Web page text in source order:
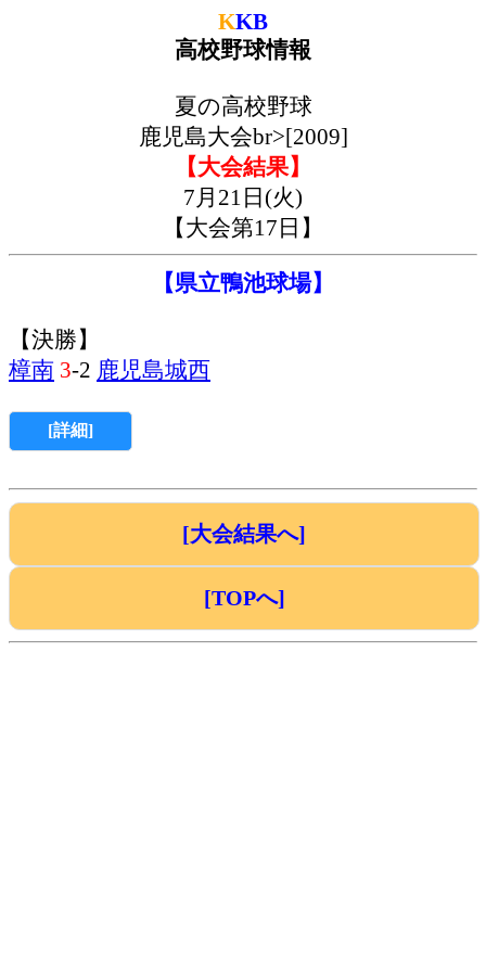
KKB
高校野球情報
夏の高校野球
鹿児島大会br>[2009]
【大会結果】
7月21日(火)
【大会第17日】
【県立鴨池球場】
【決勝】
樟南 3-2 鹿児島城西
[詳細]
[大会結果へ]
[TOPへ]